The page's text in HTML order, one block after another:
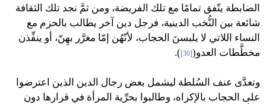
الضابطة يتّفق تمامًا مع تلك الفريضة، ومن ثمَّ نجد تلك الثقافة
شائعة بين النُّخب الدينية، فرجل دين آخر يطالب بالحزم مع
النساء اللاتي لا يلبسنَ الحجاب، لأنّهُن إمّا مغرَّر بهِنّ، أو ينفِّذن
مخطَّطات العدو([30]
).
وتعدَّى عنف السُلطة ليشمل بعض رجال الدين الذين اعترضوا
على الحجاب بالإكراه، وطالبوا بحرِّية المرأة في قرارها دون